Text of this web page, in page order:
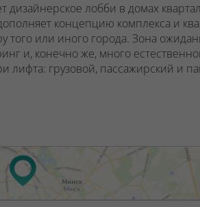
дизайнерское лобби в домах
концепцию комплекса и
того или иного города. Зона
и, конечно же, много
лифта: грузовой, пассажирский и
строится крупнейший ТРЦ
190285638, лицензия №02240/129
услуг № 448/6, от 04.09.2025